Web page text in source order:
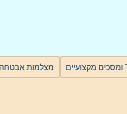
מצלמות